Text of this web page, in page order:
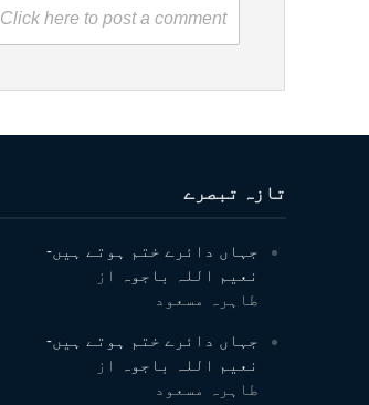
Click here to post a comment
تازہ تبصرے
جہاں دائرے ختم ہوتے ہیں-
نعیم اللہ باجوہ
از
طاہرہ مسعود
جہاں دائرے ختم ہوتے ہیں-
نعیم اللہ باجوہ
از
طاہرہ مسعود